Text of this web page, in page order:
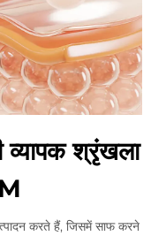
व्यापक श्रृंखला
करते हैं, जिसमें साफ करने